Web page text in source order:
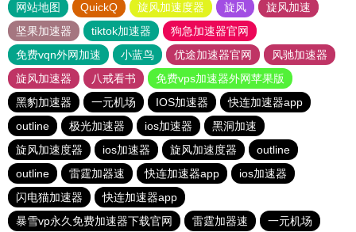
网站地图 QuickQ 旋风加速度器 旋风
旋风加速
坚果加速器
tiktok加速器
狗急加速器官网
免费vqn外网加速
小蓝鸟 优途加速器官网
风驰加速器
旋风加速器
八戒看书
免费vps加速器外网苹果版
黑豹加速器
一元机场 IOS加速器
快连加速器app
outline
极光加速器 ios加速器
黑洞加速
旋风加速度器
ios加速器 旋风加速度器
outline
outline
雷霆加器速 快连加速器app
ios加速器
闪电猫加速器
快连加速器app
暴雪vp永久免费加速器下载官网
雷霆加器速 一元机场